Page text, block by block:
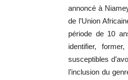
annoncé à
de l’Union
période de 10
identifier,
susceptibles
l’inclusion du